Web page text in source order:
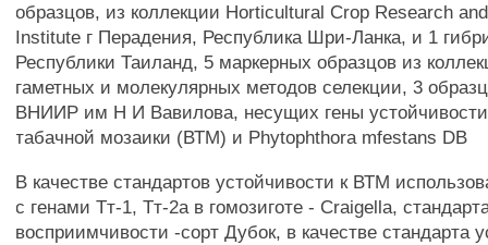
образцов, из коллекции Horticultural Crop Research
Institute г Перадения, Республика Шри-Ланка, и 1
Республики Таиланд, 5 маркерных образцов из
гаметных и молекулярных методов селекции, 3
ВНИИР им Н И Вавилова, несущих гены устойчивости
табачной мозаики (ВТМ) и Phytophthora mfestans DB
В качестве стандартов устойчивости к ВТМ
с генами Тт-1, Тт-2а в гомозиготе - Craigella,
восприимчивости -сорт Дубок, в качестве стандарта